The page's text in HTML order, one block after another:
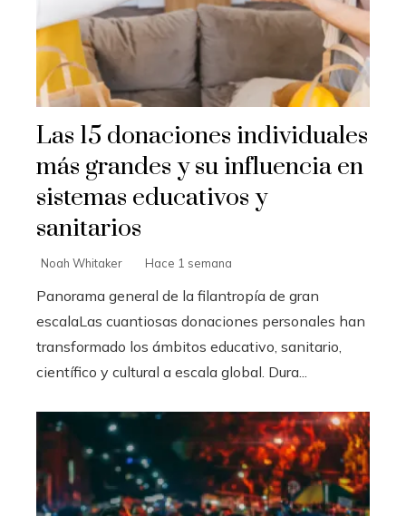
Las 15 donaciones individuales
más grandes y su influencia en
sistemas educativos y
sanitarios
Noah Whitaker Hace 1 semana
Panorama general de la filantropía de gran
escalaLas cuantiosas donaciones personales han
transformado los ámbitos educativo, sanitario,
científico y cultural a escala global. Dura...